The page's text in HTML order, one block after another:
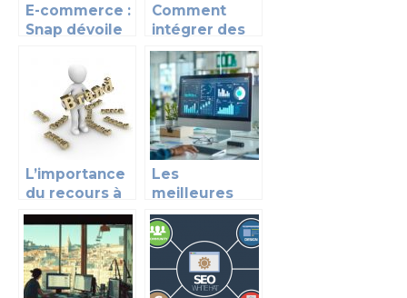
E-commerce :
Snap dévoile
mises à jour
lors du
sommet
annuel des
partenaires
les ventes
Comment
intégrer des
avis clients
sur votre site
WordPress
pour
augmenter la
confiance :
Décryptage
intelligent des
retours
clients
L’importance
du recours à
une agence
branding
Les
meilleures
stratégies
pour booster
votre
marketing
digital